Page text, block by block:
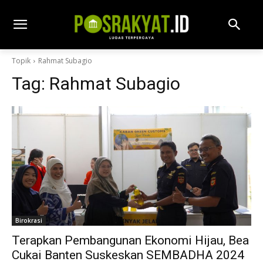
Topik Rahmat Subagio
Tag: Rahmat Subagio
Birokrasi
Terapkan Pembangunan Ekonomi Hijau, Bea
Cukai Banten Suskeskan SEMBADHA 2024